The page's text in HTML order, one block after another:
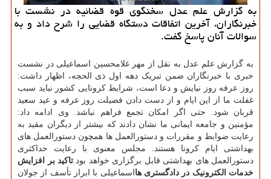
به گزارش علم عدل سخنگوی قوه قضائیه در نشست با
خبرنگاران، آخرین اتفاقات دستگاه قضایی را شرح داد و به
سوالات آنان پاسخ گفت.
به گزارش علم عدل به نقل از مهر غلامحسین اسماعیلی در نشست
خبری با خبرنگاران ضمن تبریک دهه اول ذی الحجه، اظهار داشت:
روز عرفه روز نیایش و دعا است، شرایط کرونایی کشور نباید سبب
غفلت ما از این ایام و از دست دادن فضیلت روز عرفه و عید سعید
قربان شود. حتی اگر امکان تجمع فراهم نباشد. وی ادامه داد:
مؤمنین و جامعه ایمانی ما نشان دادند که بیشتر از دیگران مقید به
رعایت ضوابط و مقررات و دستورالعمل ها همچون دستورالعمل های
بهداشتی ایام کرونا هستند. مجلس معنوی با رعایت حداکثری
دستورالعمل های بهداشتی قابل برگزاری خواهد بود. تاکید بر افزایش
خدمات الکترونیک در دادگستری ها اسماعیلی با ابراز تأسف از جولان